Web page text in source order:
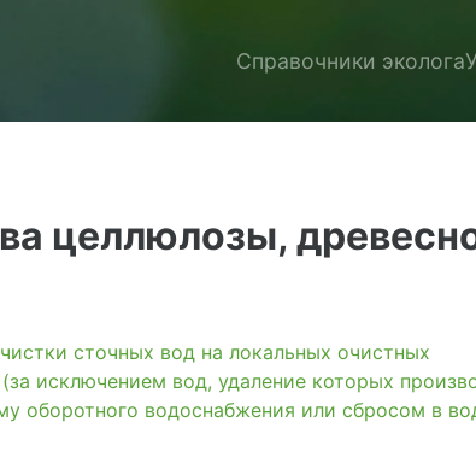
Справочники эколога
целлюлозы,
сточных вод на локальных очистных
исключением вод, удаление которых
оборотного водоснабжения или сбросом в